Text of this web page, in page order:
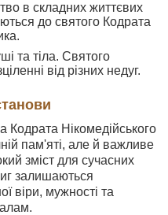
в складних життєвих
до святого Кодрата
та тіла. Святого
від різних недуг.
Кодрата Нікомедійського
пам'яті, але й важливе
зміст для сучасних
залишаються
віри, мужності та